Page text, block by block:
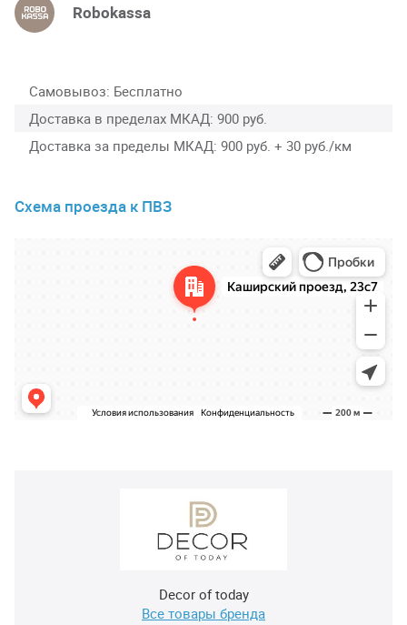
Robokassa
Самовывоз Бесплатно
Доставка в пределах МКАД 900 руб.
Доставка за пределы МКАД 900 руб. + 30 руб./км
Схема проезда к ПВЗ
Decor of today
Все товары бренда